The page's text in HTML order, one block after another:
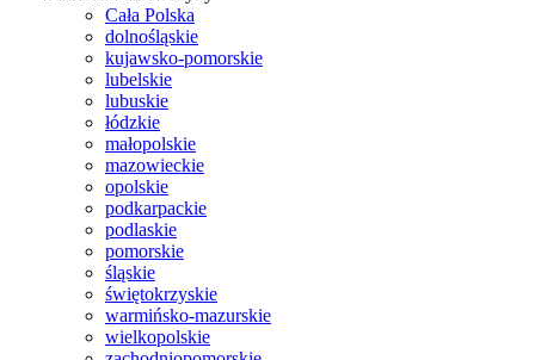
Cała Polska
dolnośląskie
kujawsko-pomorskie
lubelskie
lubuskie
łódzkie
małopolskie
mazowieckie
opolskie
podkarpackie
podlaskie
pomorskie
śląskie
świętokrzyskie
warmińsko-mazurskie
wielkopolskie